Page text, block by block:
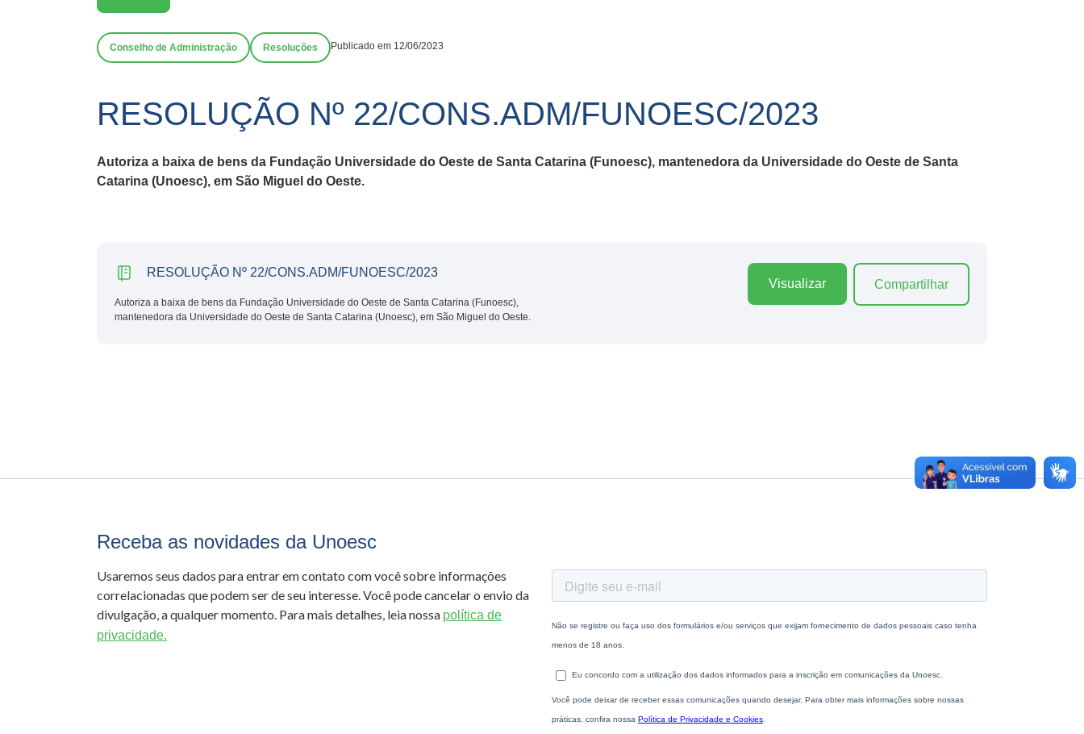
Conselho de Administração Resoluções Publicado em 12/06/2023
RESOLUÇÃO Nº 22/CONS.ADM/FUNOESC/2023
Autoriza a baixa de bens da Fundação Universidade do Oeste de Santa Catarina (Funoesc), mantenedora da Universidade do Oeste de Santa
Catarina (Unoesc), em São Miguel do Oeste.
RESOLUÇÃO Nº 22/CONS.ADM/FUNOESC/2023
Autoriza a baixa de bens da Fundação Universidade do Oeste de Santa Catarina (Funoesc),
mantenedora da Universidade do Oeste de Santa Catarina (Unoesc), em São Miguel do Oeste.
Visualizar Compartilhar
Receba as novidades da Unoesc
Usaremos seus dados para entrar em contato com você sobre informações
correlacionadas que podem ser de seu interesse. Você pode cancelar o envio da
divulgação, a qualquer momento. Para mais detalhes, leia nossa política de
privacidade.